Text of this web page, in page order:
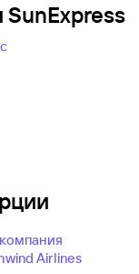
Airlines